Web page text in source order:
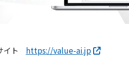
イト https://value-ai.jp